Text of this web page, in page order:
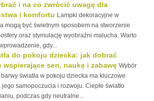
i na co zwrócić uwagę dla
i komfortu Lampki dekoracyjne w
mogą być świetnym sposobem na stworzenie
oraz stymulację wyobraźni malucha. Warto
gdy...
do pokoju dziecka: jak dobrać
wspierające sen, naukę i zabawę Wybór
światła w pokoju dziecka ma kluczowe
samopoczucia i rozwoju. Ciepłe światło
podczas gdy neutralne...